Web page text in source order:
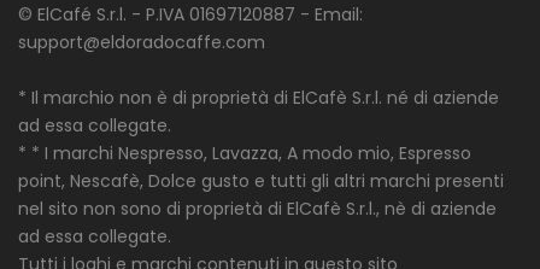
© ElCafé S.r.l. - P.IVA 01697120887 - Email:
support@eldoradocaffe.com
* Il marchio non è di proprietà di ElCafè S.r.l. né di aziende
ad essa collegate.
* * I marchi Nespresso, Lavazza, A modo mio, Espresso
point, Nescafè, Dolce gusto e tutti gli altri marchi presenti
nel sito non sono di proprietà di ElCafè S.r.l., nè di aziende
ad essa collegate.
Tutti i loghi e marchi contenuti in questo sito